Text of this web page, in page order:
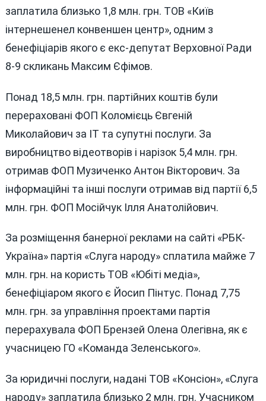
заплатила близько 1,8 млн. грн. ТОВ «Київ
інтернешенел конвеншен центр», одним з
бенефіціарів якого є екс-депутат Верховної Ради
8-9 скликань Максим Єфімов.
Понад 18,5 млн. грн. партійних коштів були
перераховані ФОП Коломієць Євгеній
Миколайович за ІТ та супутні послуги. За
виробництво відеотворів і нарізок 5,4 млн. грн.
отримав ФОП Музиченко Антон Вікторович. За
інформаційні та інші послуги отримав від партії 6,5
млн. грн. ФОП Мосійчук Ілля Анатолійович.
За розміщення банерної реклами на сайті «РБК-
Україна» партія «Слуга народу» сплатила майже 7
млн. грн. на користь ТОВ «Юбіті медіа»,
бенефіціаром якого є Йосип Пінтус. Понад 7,75
млн. грн. за управління проектами партія
перерахувала ФОП Брензей Олена Олегівна, як є
учасницею ГО «Команда Зеленського».
За юридичні послуги, надані ТОВ «Консіон», «Слуга
народу» заплатила близько 2 млн. грн. Учасником